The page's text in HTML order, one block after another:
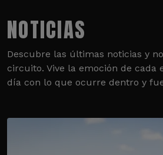
NOTICIAS
Descubre las últimas noticias y
circuito. Vive la emoción de cada
día con lo que ocurre dentro y